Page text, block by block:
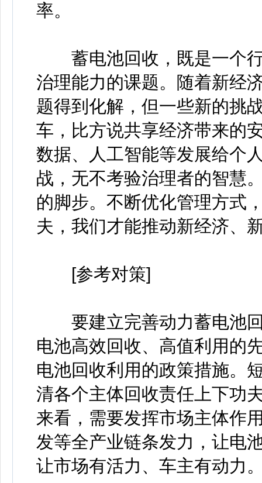
率。
蓄电池回收，既是一个行
治理能力的课题。随着新经
题得到化解，但一些新的挑
车，比方说共享经济带来的
数据、人工智能等发展给个
战，无不考验治理者的智慧
的脚步。不断优化管理方式
夫，我们才能推动新经济、
[参考对策]
要建立完善动力蓄电池回
电池高效回收、高值利用的
电池回收利用的政策措施。
清各个主体回收责任上下功
来看，需要发挥市场主体作
发等全产业链条发力，让电
让市场有活力、车主有动力